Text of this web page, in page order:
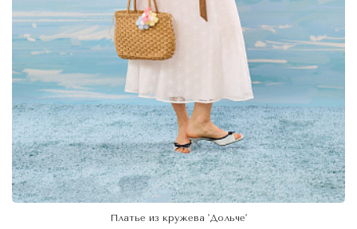
Платье из кружева 'Дольче'